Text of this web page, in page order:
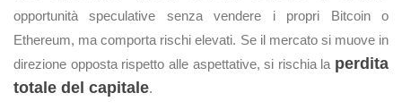
opportunità speculative senza vendere i propri Bitcoin o
Ethereum, ma comporta rischi elevati. Se il mercato si muove in
direzione opposta rispetto alle aspettative, si rischia la perdita
totale del capitale.